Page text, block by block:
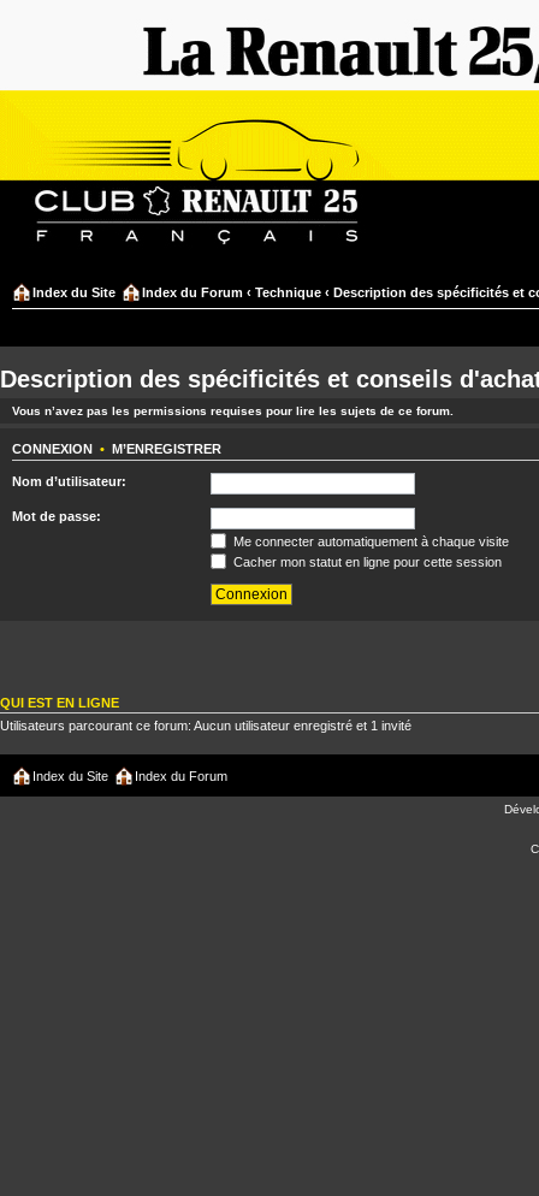
Index du Site Index du Forum ‹ Technique ‹ Description des spécificités et
Description des spécificités et conseils
Vous n’avez pas les permissions requises pour lire les sujets de ce forum.
CONNEXION • M’ENREGISTRER
Nom d’utilisateur:
Mot de passe:
Me connecter automatiquement à chaque visite
Cacher mon statut en ligne pour cette session
QUI EST EN LIGNE
Utilisateurs parcourant ce forum: Aucun utilisateur enregistré et 1 invité
Index du Site Index du Forum